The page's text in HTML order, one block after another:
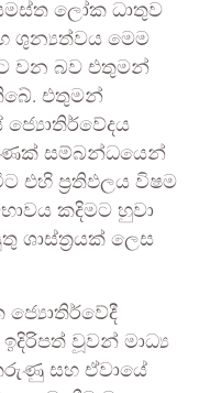
ලෝක ධාතුව
ශුන්‍යත්වය මෙම
වන බව එතුමන්
එතුමන්
ජ්‍යොතිර්වේදය
සම්බන්ධයෙන්
එහි ප්‍රතිඵලය විෂම
කදිමට හුවා
ශාස්ත්‍රයක් ලෙස
ජ්‍යොතිර්වේදී
වූවන් මාධ්‍ය
සහ ඒවායේ